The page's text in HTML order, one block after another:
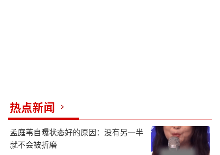
续剧《星际宝贝：电视系列》、衍生剧《星际
宝贝：神奇大冒险》和《安玲与史迪奇》。（责
任编辑：0935）
热点新闻
孟庭苇自曝状态好的原因：没有另一半
就不会被折磨